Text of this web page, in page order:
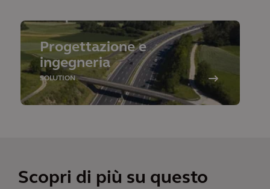
Progettazione e
ingegneria
SOLUTION
Scopri di più su questo